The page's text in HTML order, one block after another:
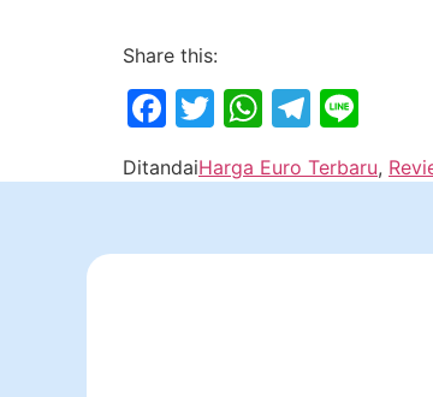
Share this:
Facebook
Twitter
WhatsApp
DitandaiHarga Euro Terbaru,